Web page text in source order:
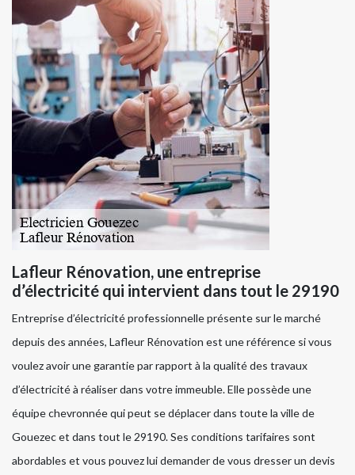
Lafleur Rénovation, une entreprise
d’électricité qui intervient dans tout le 29190
Entreprise d’électricité professionnelle présente sur le marché
depuis des années, Lafleur Rénovation est une référence si vous
voulez avoir une garantie par rapport à la qualité des travaux
d’électricité à réaliser dans votre immeuble. Elle possède une
équipe chevronnée qui peut se déplacer dans toute la ville de
Gouezec et dans tout le 29190. Ses conditions tarifaires sont
abordables et vous pouvez lui demander de vous dresser un devis